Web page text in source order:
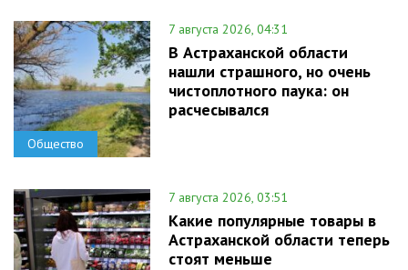
Общество
7 августа 2026, 04:31
В Астраханской области
нашли страшного, но очень
чистоплотного паука: он
расчесывался
7 августа 2026, 03:51
Какие популярные товары в
Астраханской области теперь
стоят меньше